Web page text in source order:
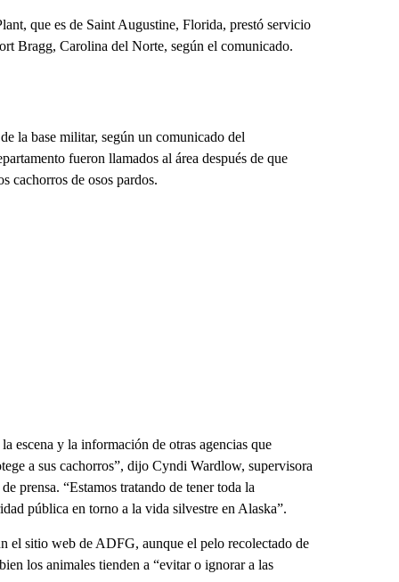
que es de Saint Augustine, Florida, prestó servicio
Bragg, Carolina del Norte, según el comunicado.
la base militar, según un comunicado del
fueron llamados al área después de que
cachorros de osos pardos.
escena y la información de otras agencias que
a sus cachorros”, dijo Cyndi Wardlow, supervisora
prensa. “Estamos tratando de tener toda la
pública en torno a la vida silvestre en Alaska”.
el sitio web de ADFG, aunque el pelo recolectado de
los animales tienden a “evitar o ignorar a las